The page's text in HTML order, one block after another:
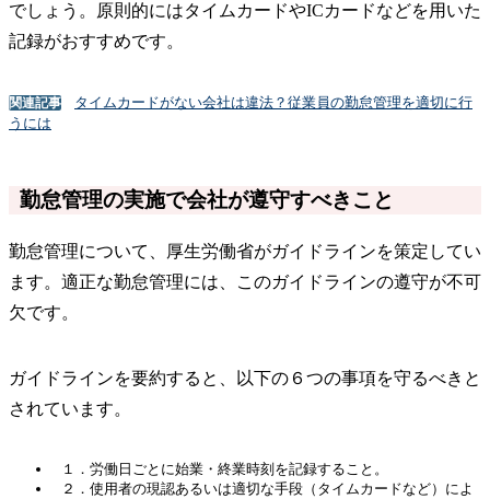
でしょう。原則的にはタイムカードやICカードなどを用いた
記録がおすすめです。
関連記事
タイムカードがない会社は違法？従業員の勤怠管理を適切に行
うには
勤怠管理の実施で会社が遵守すべきこと
勤怠管理について、厚生労働省がガイドラインを策定してい
ます。適正な勤怠管理には、このガイドラインの遵守が不可
欠です。
ガイドラインを要約すると、以下の６つの事項を守るべきと
されています。
１．労働日ごとに始業・終業時刻を記録すること。
２．使用者の現認あるいは適切な手段（タイムカードなど）によ